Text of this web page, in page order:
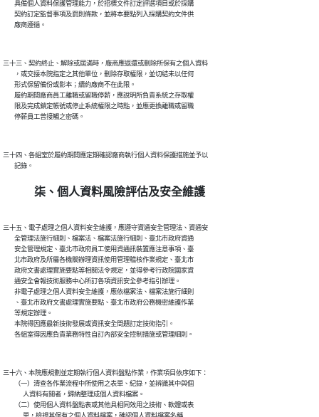
        具備個人資料保護管理能力，於招標文件訂定評選項目或於採購
        契約訂定監督事項及罰則條款，並將本要點列入採購契約文件供
三十三、契約終止、解除或屆滿時，廠商應返還或刪除所保有之個人資料
        ，或交接本院指定之其他單位，刪除存取權限，並切結未以任何
        形式保留備份或影本；續約廠商不在此限。
        履約期間廠商員工離職或留職停薪，應說明所負責系統之存取權
        限及完成鎖定帳號或停止系統權限之時點，並應更換離職或留職
三十四、各組室於履約期間應定期確認廠商執行個人資料保護措施並予以
柒、個人資料風險評估及安全維護
三十五、電子處理之個人資料安全維護，應遵守資通安全管理法、資通安
        全管理法施行細則、檔案法、檔案法施行細則、臺北市政府資通
        安全管理規定、臺北市政府員工使用資通訊裝置應注意事項、臺
        北市政府及所屬各機關辦理資訊使用管理稽核作業規定、臺北市
        政府文書處理實施要點等相關法令規定，並得參考行政院國家資
        通安全會報技術服務中心所訂各項資訊安全參考指引辦理。
        非電子處理之個人資料安全維護，應依檔案法、檔案法施行細則
        、臺北市政府文書處理實施要點、臺北市政府公務機密維護作業
        等規定辦理。
        本院得因應最新技術發展或資訊安全問題訂定技術指引。
三十六、本院應規劃並定期執行個人資料盤點作業，作業項目依序如下：
        （一）清查各作業流程中所使用之表單、紀錄，並辨識其中與個
              人資料有關者，歸納整理成個人資料檔案。
        （二）使用個人資料盤點表或其他具相同效用之技術、軟體或表
              單，檢視其保有之個人資料檔案，確認個人資料檔案名稱